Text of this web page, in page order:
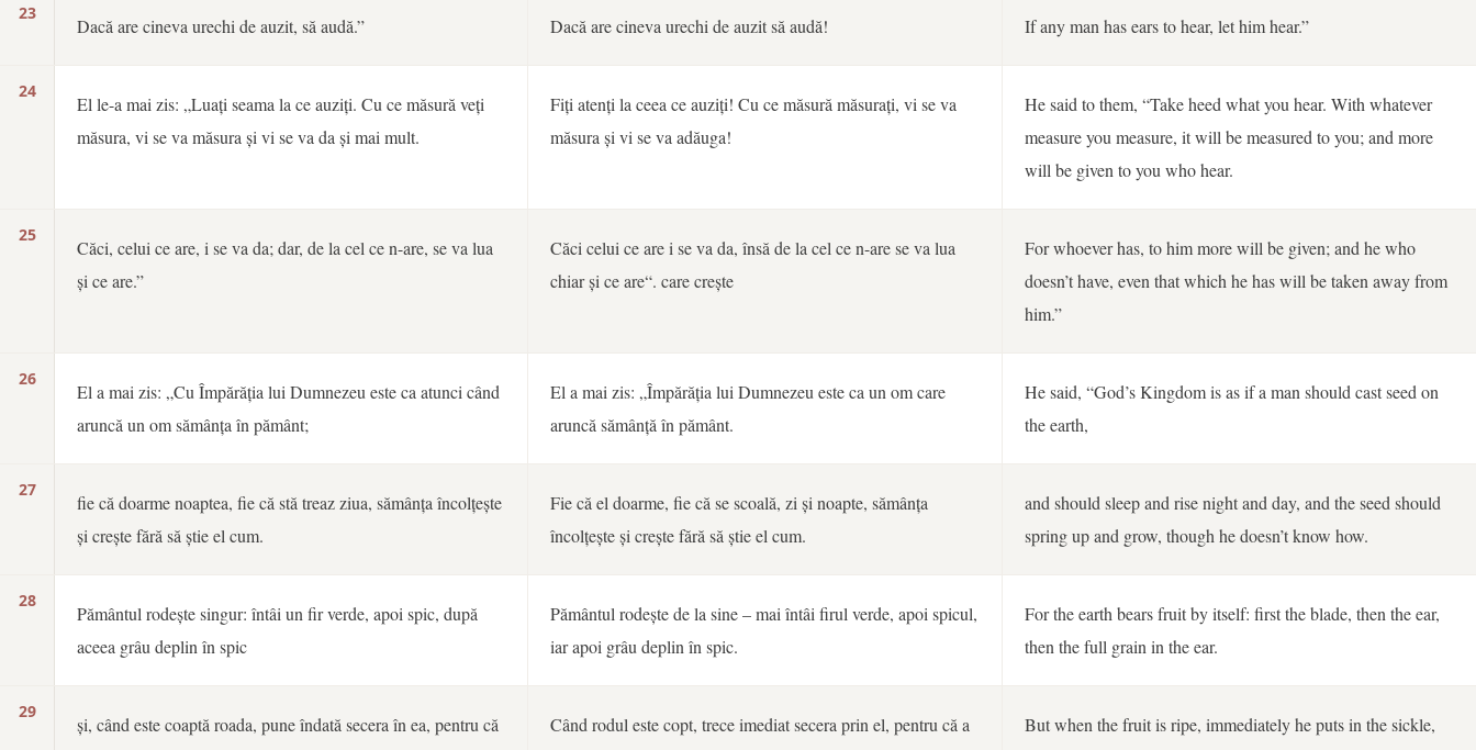
23
Dacă are cineva urechi de auzit, să audă.” Dacă are cineva urechi de auzit să audă! If any man has ears to hear, let him hear.”
24
El le-a mai zis: „Luați seama la ce auziți. Cu ce măsură veți
măsura, vi se va măsura și vi se va da și mai mult.
Fiți atenți la ceea ce auziți! Cu ce măsură măsurați, vi se va
măsura și vi se va adăuga!
He said to them, “Take heed what you hear. With whatever
measure you measure, it will be measured to you; and more
will be given to you who hear.
25
Căci, celui ce are, i se va da; dar, de la cel ce n-are, se va lua
și ce are.”
Căci celui ce are i se va da, însă de la cel ce n-are se va lua
chiar și ce are“. care crește
For whoever has, to him more will be given; and he who
doesn’t have, even that which he has will be taken away from
him.”
26
El a mai zis: „Cu Împărăția lui Dumnezeu este ca atunci când
aruncă un om sămânța în pământ;
El a mai zis: „Împărăția lui Dumnezeu este ca un om care
aruncă sămânță în pământ.
He said, “God’s Kingdom is as if a man should cast seed on
the earth,
27
fie că doarme noaptea, fie că stă treaz ziua, sămânța încolțește
și crește fără să știe el cum.
Fie că el doarme, fie că se scoală, zi și noapte, sămânța
încolțește și crește fără să știe el cum.
and should sleep and rise night and day, and the seed should
spring up and grow, though he doesn’t know how.
28
Pământul rodește singur: întâi un fir verde, apoi spic, după
aceea grâu deplin în spic
Pământul rodește de la sine – mai întâi firul verde, apoi spicul,
iar apoi grâu deplin în spic.
For the earth bears fruit by itself: first the blade, then the ear,
then the full grain in the ear.
29
și, când este coaptă roada, pune îndată secera în ea, pentru că
Când rodul este copt, trece imediat secera prin el, pentru că a
But when the fruit is ripe, immediately he puts in the sickle,